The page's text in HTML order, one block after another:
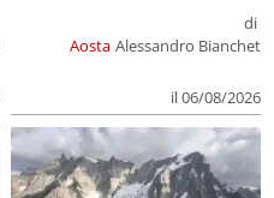
Aosta
di
Alessandro Bianchet
il 06/08/2026